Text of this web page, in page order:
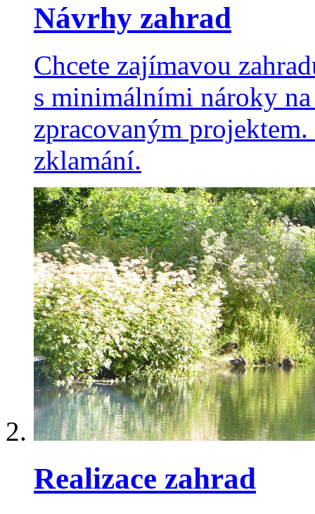
Návrhy zahrad
Chcete zajímavou
s minimálními nároky
zpracovaným projektem.
zklamání.
Realizace zahrad